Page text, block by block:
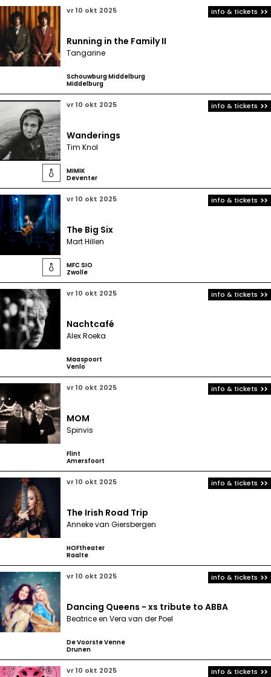
vr 10 okt 2025
Running in the Family II
Tangarine
Schouwburg Middelburg
Middelburg
info & tickets

vr 10 okt 2025
Wanderings
Tim Knol
MIMIK
Deventer
info & tickets

vr 10 okt 2025
The Big Six
Mart Hillen
MFC SIO
Zwolle
info & tickets
vr 10 okt 2025
Nachtcafé
Alex Roeka
Maaspoort
Venlo
info & tickets
vr 10 okt 2025
MOM
Spinvis
Flint
Amersfoort
info & tickets
vr 10 okt 2025
The Irish Road Trip
Anneke van Giersbergen
HOFtheater
Raalte
info & tickets
vr 10 okt 2025
Dancing Queens - xs tribute to ABBA
Beatrice en Vera van der Poel
De Voorste Venne
Drunen
info & tickets
vr 10 okt 2025 info & tickets